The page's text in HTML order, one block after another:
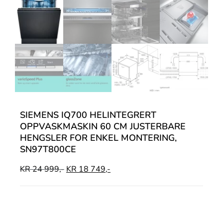
SIEMENS IQ700 HELINTEGRERT
OPPVASKMASKIN 60 CM JUSTERBARE
HENGSLER FOR ENKEL MONTERING,
SN97T800CE
KR24 999,- KR 18 749,-